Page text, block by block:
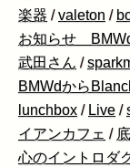
楽器 /valeton /
お知らせ
武田さん /
BMWdから
lunchbox / Live /
イアンカフェ /
心のイントロダ